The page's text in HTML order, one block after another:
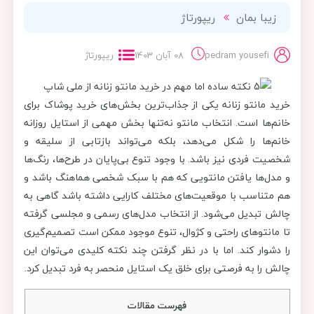
زیبا بمان ریپورتاژ
pedram yousefi 08 آبان 1403 ریپورتاژ
خرید مانتو زنانه یکی از جذاب‌ترین بخش‌های خرید پوشاک برای
خانم‌ها است. انتخاب مانتو نه‌تنها بخش مهمی از استایل روزانه
خانم‌ها را شکل می‌دهد، بلکه می‌تواند بازتابی از سلیقه و
شخصیت فردی نیز باشد. با وجود تنوع بی‌پایان در طرح‌ها، رنگ‌ها
و مدل‌ها یافتن مانتویی که هم با سبک شخصی هماهنگ باشد و
هم متناسب با موقعیت‌های مختلف کارایی داشته باشد گاهی به
چالش تبدیل می‌شود. از انتخاب مدل‌های رسمی و مجلسی گرفته
تا مانتوهای راحتی و کژوال، تنوع موجود ممکن است تصمیم‌گیری
را دشوار کند. اما با در نظر گرفتن چند نکته کلیدی می‌توان این
چالش را به فرصتی برای خلق یک استایل منحصر به فرد تبدیل کرد.
فهرست مقالات